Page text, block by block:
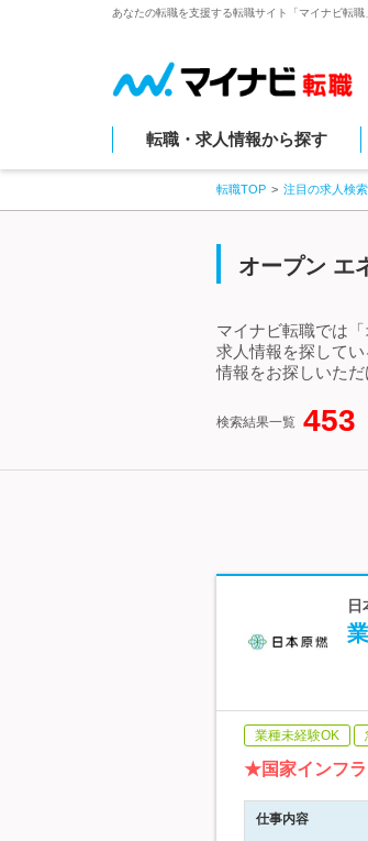
あなたの転職を支援する転職サイト「マイナビ転
転職・求人情報から探す
転職TOP 注目の求人検
オープン エ
マイナビ転職では
求人情報を探して
情報をお探しいた
検索結果一覧 453
業種未経験OK
★国家インフラ
仕事内容